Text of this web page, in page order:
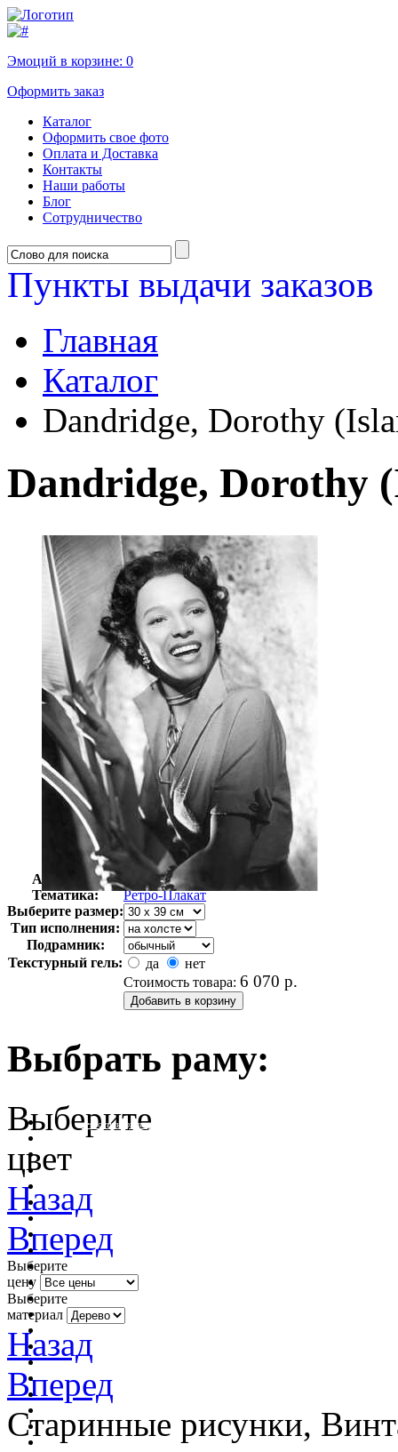
Эмоций в корзине: 0
Оформить заказ
Каталог
Оформить свое фото
Оплата и Доставка
Контакты
Наши работы
Блог
Сотрудничество
Пункты выдачи заказов
Главная
Каталог
Dandridge, Dorothy
Dandridge, Dorothy
Автор:
Неизвестно
Арт-стиль
Ретро-Плакат
Тематика:
Ретро-Плакат
Выберите размер:
Тип исполнения:
Подрамник:
Текстурный гель:
да
нет
Стоимость товара: 6 070 р.
Выбрать раму:
очистить фильтр цвета
Выберите
цвет
Назад
Вперед
Выберите
цену
Выберите
материал
Назад
Вперед
Старинные рисунки,